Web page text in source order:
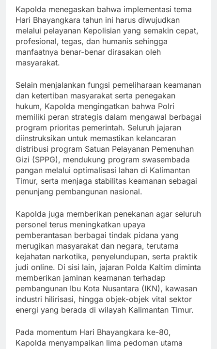
Kapolda menegaskan bahwa implementasi tema
Hari Bhayangkara tahun ini harus diwujudkan
melalui pelayanan Kepolisian yang semakin cepat,
profesional, tegas, dan humanis sehingga
manfaatnya benar-benar dirasakan oleh
masyarakat.
Selain menjalankan fungsi pemeliharaan keamanan
dan ketertiban masyarakat serta penegakan
hukum, Kapolda mengingatkan bahwa Polri
memiliki peran strategis dalam mengawal berbagai
program prioritas pemerintah. Seluruh jajaran
diinstruksikan untuk memastikan kelancaran
distribusi program Satuan Pelayanan Pemenuhan
Gizi (SPPG), mendukung program swasembada
pangan melalui optimalisasi lahan di Kalimantan
Timur, serta menjaga stabilitas keamanan sebagai
penunjang pembangunan nasional.
Kapolda juga memberikan penekanan agar seluruh
personel terus meningkatkan upaya
pemberantasan berbagai tindak pidana yang
merugikan masyarakat dan negara, terutama
kejahatan narkotika, penyelundupan, serta praktik
judi online. Di sisi lain, jajaran Polda Kaltim diminta
memberikan jaminan keamanan terhadap
pembangunan Ibu Kota Nusantara (IKN), kawasan
industri hilirisasi, hingga objek-objek vital sektor
energi yang berada di wilayah Kalimantan Timur.
Pada momentum Hari Bhayangkara ke-80,
Kapolda menyampaikan lima pedoman utama